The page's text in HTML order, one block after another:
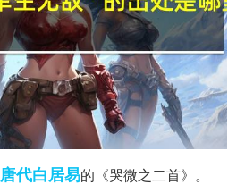
唐代白居易的《哭微之二首》。